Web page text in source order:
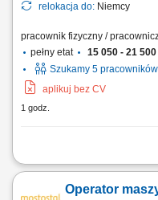
relokacja do: Niemcy
pracownik fizyczny /
pełny etat
15 050 - 21 500
Szukamy 5 pracowników
aplikuj bez CV
1 godz.
Montaż konstrukcji stalowych
Wykonywanie spawania
Operator